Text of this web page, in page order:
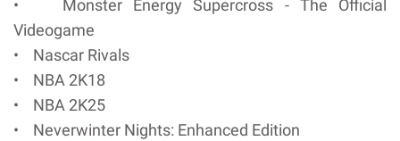
• Monster Energy Supercross - The Official
Videogame
• Nascar Rivals
• NBA 2K18
• NBA 2K25
• Neverwinter Nights: Enhanced Edition